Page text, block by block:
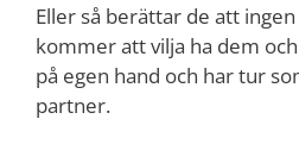
Eller så berättar de att
kommer att vilja ha dem
på egen hand och har tur
partner.